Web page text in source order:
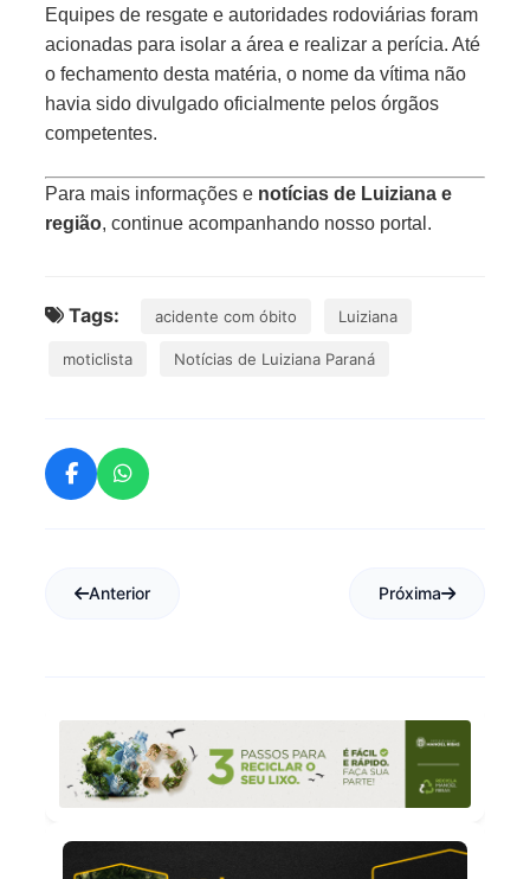
Equipes de resgate e autoridades rodoviárias foram
acionadas para isolar a área e realizar a perícia. Até
o fechamento desta matéria, o nome da vítima não
havia sido divulgado oficialmente pelos órgãos
competentes.
Para mais informações e notícias de Luiziana e
região, continue acompanhando nosso portal.
Tags: acidente com óbito Luiziana
moticlista Notícias de Luiziana Paraná
Anterior Próxima